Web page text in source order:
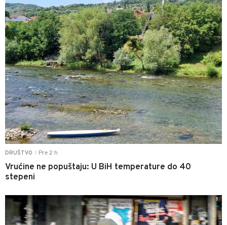
DRUŠTVO Pre 2 h
Vrućine ne popuštaju: U BiH temperature do 40
stepeni
1